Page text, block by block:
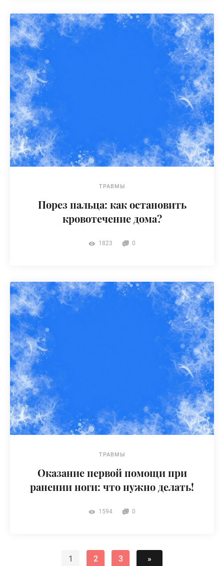
ТРАВМЫ
Порез пальца: как остановить
кровотечение дома?
1823 0
ТРАВМЫ
Оказание первой помощи при
ранении ноги: что нужно делать!
1594 0
1 2 3 »